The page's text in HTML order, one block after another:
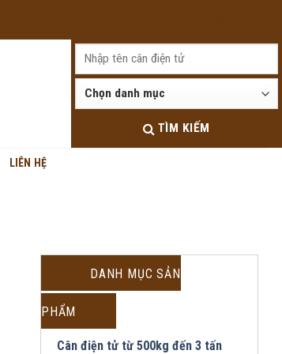
TÌM KIẾM
LIÊN HỆ
DANH MỤC SẢN
PHẨM
Cân điện tử từ 500kg đến 3 tấn